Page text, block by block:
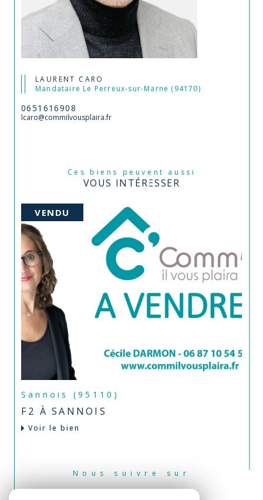
LAURENT CARO
Mandataire Le Perreux-sur-Marne (94170)
0651616908
lcaro@commilvousplaira.fr
Ces biens peuvent aussi
VOUS INTÉRESSER
VENDU
Sannois (95110)
F2 À SANNOIS
Voir le bien
Nous suivre sur